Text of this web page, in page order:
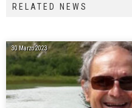
RELATED NEWS
30 Marzo 2023